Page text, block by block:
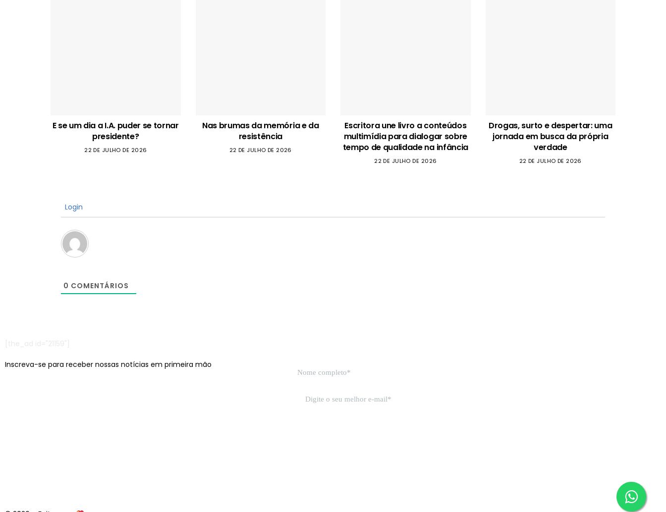
E se um dia a I.A. puder se tornar
presidente?
22 DE JULHO DE 2026
Nas brumas da memória e da
resistência
22 DE JULHO DE 2026
Escritora une livro a conteúdos
multimídia para dialogar sobre
tempo de qualidade na infância
22 DE JULHO DE 2026
Drogas, surto e despertar: uma
jornada em busca da própria
verdade
22 DE JULHO DE 2026
Login
0 COMENTÁRIOS
Inscreva-se para receber nossas notícias em primeira mão